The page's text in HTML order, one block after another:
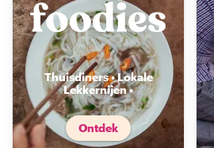
Thuisdiners • Lokale
Lekkernijen •
Voedselmarkten...
Ontdek